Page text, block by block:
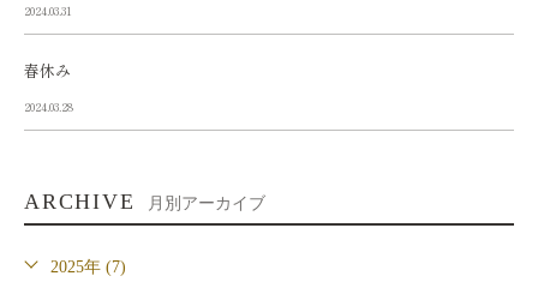
2024.03.31
春休み
2024.03.28
ARCHIVE 月別アーカイブ
2025年 (7)